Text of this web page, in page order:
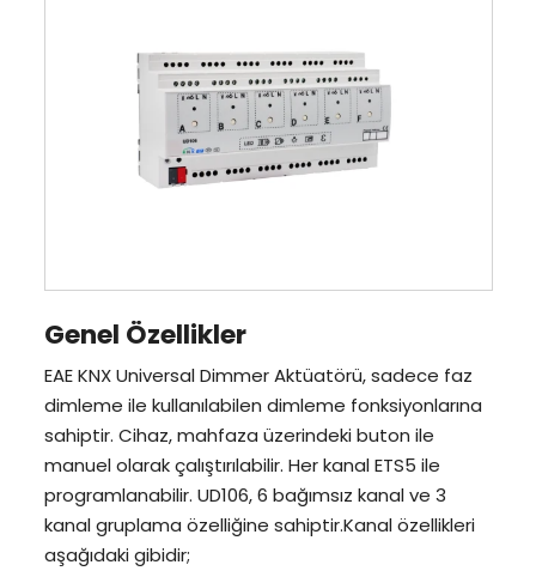
Genel Özellikler
EAE KNX Universal Dimmer Aktüatörü, sadece faz
dimleme ile kullanılabilen dimleme fonksiyonlarına
sahiptir. Cihaz, mahfaza üzerindeki buton ile
manuel olarak çalıştırılabilir. Her kanal ETS5 ile
programlanabilir. UD106, 6 bağımsız kanal ve 3
kanal gruplama özelliğine sahiptir.Kanal özellikleri
aşağıdaki gibidir;